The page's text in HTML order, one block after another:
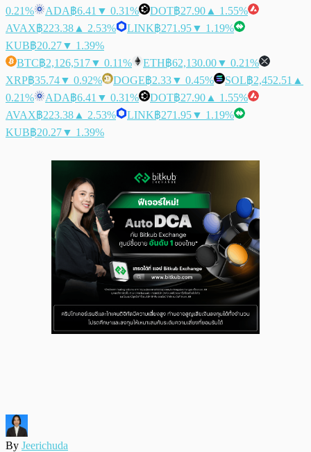
0.21%
ADA฿6.41 ▼ 0.31% DOT฿27.90 ▲ 1.55%
AVAX฿223.38 ▲ 2.53% LINK฿271.95▼ 1.19%
KUB฿20.27▼ 1.39%
BTC฿2,126,517▼ 0.11% ETH฿62,130.00▼ 0.21%
XRP฿35.74▼ 0.92% DOGE฿2.33▼ 0.45% SOL฿2,452.51 ▲
0.21%
ADA฿6.41 ▼ 0.31% DOT฿27.90 ▲ 1.55%
AVAX฿223.38 ▲ 2.53% LINK฿271.95▼ 1.19%
KUB฿20.27▼ 1.39%
By Jeerichuda